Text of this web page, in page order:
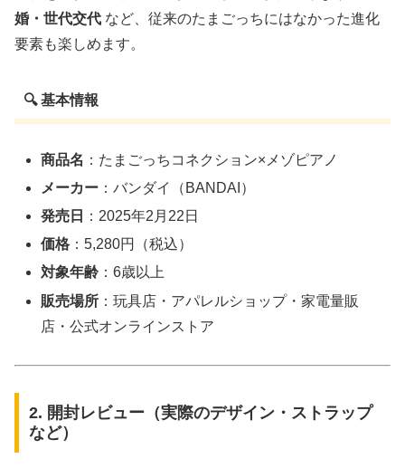
婚・世代交代 など、従来のたまごっちにはなかった進化
要素も楽しめます。
🔍 基本情報
商品名 ：たまごっちコネクション×メゾピアノ
メーカー ：バンダイ（BANDAI）
発売日
：2025年2月22日
価格 ：5,280円（税込）
対象年齢 ：6歳以上
販売場所 ：玩具店・アパレルショップ・家電量販
店・公式オンラインストア
2. 開封レビュー（実際のデザイン・ストラップ
など）